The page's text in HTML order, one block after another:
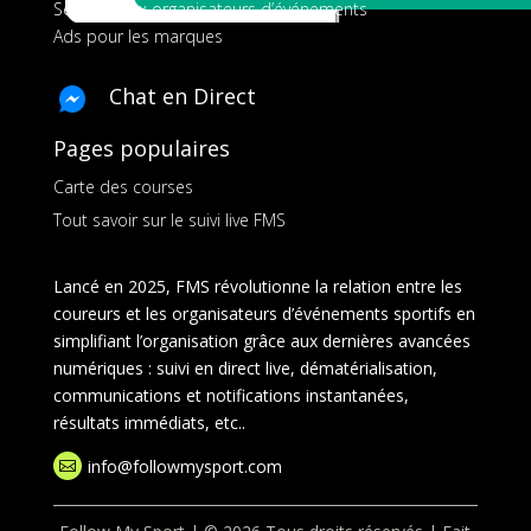
Services aux organisateurs d’événements
Ads pour les marques
Chat en Direct
Pages populaires
Carte des courses
Tout savoir sur le suivi live FMS
Lancé en 2025, FMS révolutionne la relation entre les
coureurs et les organisateurs d’événements sportifs en
simplifiant l’organisation grâce aux dernières avancées
numériques : suivi en direct live, dématérialisation,
communications et notifications instantanées,
résultats immédiats, etc..
 info@followmysport.com